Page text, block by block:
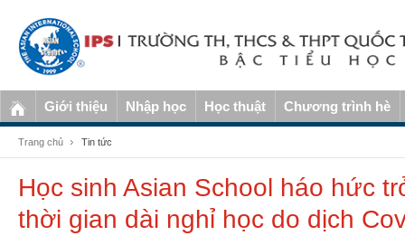
Giới thiệu Nhập học Học thuật Chương trình hè
Trang chủ Tin tức
Học sinh Asian School háo hức
thời gian dài nghỉ học do dịch